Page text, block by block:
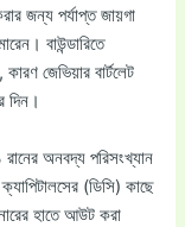
জন্য পর্যাপ্ত জায়গা
বাউন্ডারিতে
জেভিয়ার বার্টলেট
দিন।
অনবদ্য পরিসংখ্যান
(ডিসি) কাছে
হাতে আউট করা